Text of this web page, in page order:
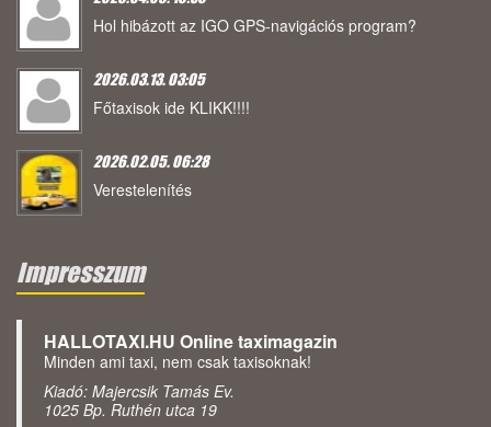
Hol hibázott az IGO GPS-navigációs program?
2026.03.13. 03:05
Főtaxisok ide KLIKK!!!!
2026.02.05. 06:28
Verestelenítés
Impresszum
HALLOTAXI.HU Online taximagazin
Minden ami taxi, nem csak taxisoknak!
Kiadó: Majercsik Tamás Ev.
1025 Bp. Ruthén utca 19